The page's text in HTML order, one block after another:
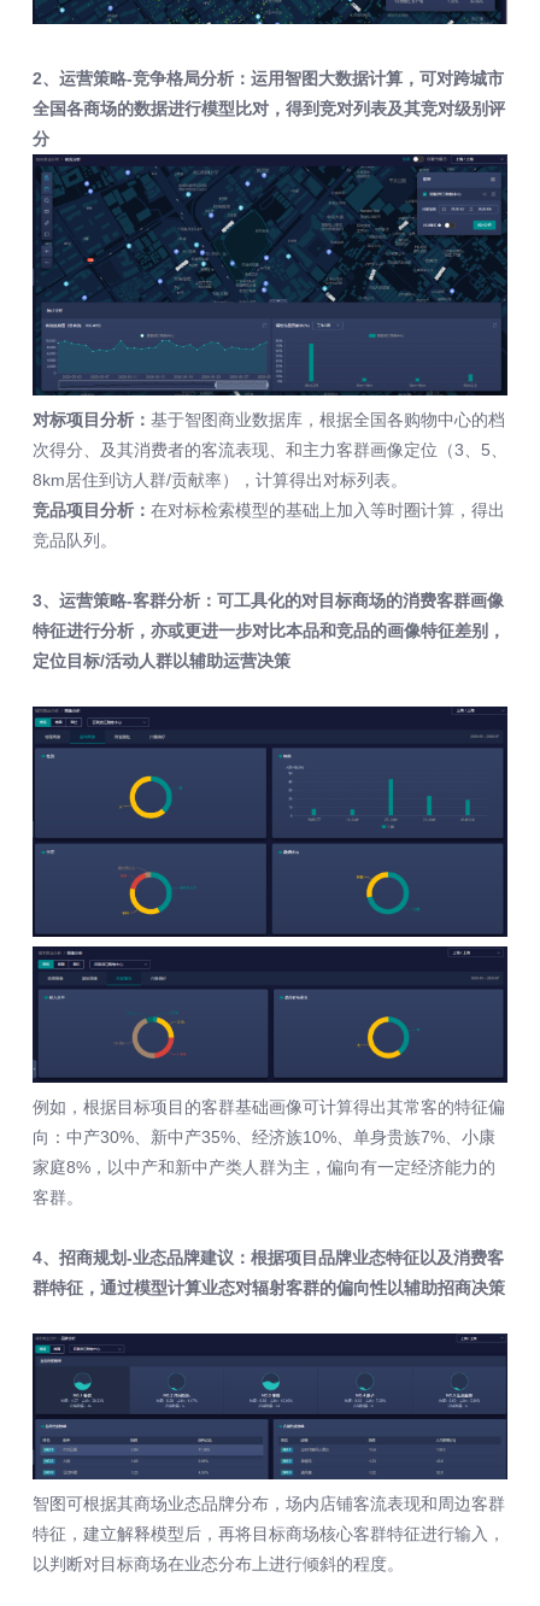
2、运营策略-竞争格局分析：运用智图大数据计算，可对跨城市
全国各商场的数据进行模型比对，得到竞对列表及其竞对级别评
分
对标项目分析： 基于智图商业数据库，根据全国各购物中心的档
次得分、及其消费者的客流表现、和主力客群画像定位（3、5、
8km居住到访人群/贡献率），计算得出对标列表。
竞品项目分析： 在对标检索模型的基础上加入等时圈计算，得出
竞品队列。
3、运营策略-客群分析：可工具化的对目标商场的消费客群画像
特征进行分析，亦或更进一步对比本品和竞品的画像特征差别，
定位目标/活动人群以辅助运营决策
例如，根据目标项目的客群基础画像可计算得出其常客的特征偏
向：中产30%、新中产35%、经济族10%、单身贵族7%、小康
家庭8%，以中产和新中产类人群为主，偏向有一定经济能力的
客群。
4、招商规划-业态品牌建议：根据项目品牌业态特征以及消费客
群特征，通过模型计算业态对辐射客群的偏向性以辅助招商决策
智图可根据其商场业态品牌分布，场内店铺客流表现和周边客群
特征，建立解释模型后，再将目标商场核心客群特征进行输入，
以判断对目标商场在业态分布上进行倾斜的程度。